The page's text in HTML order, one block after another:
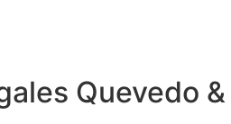
Quevedo &